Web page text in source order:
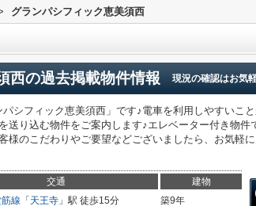
グランパシフィック恵美須西
西の過去掲載物件情報 現況の確認はお気
シフィック恵美須西」です♪電車を利用しやすいこ
送り込む物件をご案内します♪エレベーター付き物件
様のこだわりやご要望などございましたら、お気軽
交通 建物
線 「 天王寺 」駅 徒歩15分
築9年